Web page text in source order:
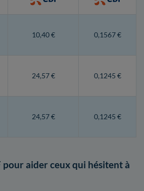
10,40 € 0,1567 €
24,57 € 0,1245 €
24,57 € 0,1245 €
pour aider ceux qui hésitent à